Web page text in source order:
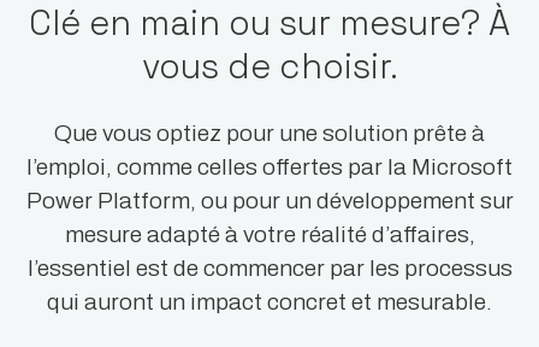
Clé en main ou sur mesure? À
vous de choisir.
Que vous optiez pour une solution prête à
l’emploi, comme celles offertes par la Microsoft
Power Platform, ou pour un développement sur
mesure adapté à votre réalité d’affaires,
l’essentiel est de commencer par les processus
qui auront un impact concret et mesurable.